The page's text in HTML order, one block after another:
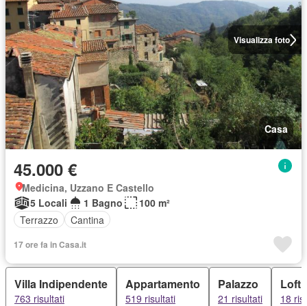
Visualizza foto
Casa
45.000 €
Medicina, Uzzano E Castello
5 Locali
1 Bagno
100 m²
Terrazzo
Cantina
17 ore fa in Casa.it
Villa Indipendente
763 risultati
Appartamento
519 risultati
Palazzo
21 risultati
Loft
18